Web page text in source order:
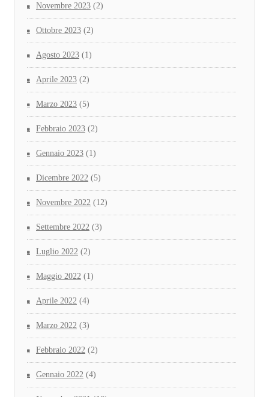
Novembre 2023 (2)
Ottobre 2023 (2)
Agosto 2023 (1)
Aprile 2023 (2)
Marzo 2023 (5)
Febbraio 2023 (2)
Gennaio 2023 (1)
Dicembre 2022 (5)
Novembre 2022 (12)
Settembre 2022 (3)
Luglio 2022 (2)
Maggio 2022 (1)
Aprile 2022 (4)
Marzo 2022 (3)
Febbraio 2022 (2)
Gennaio 2022 (4)